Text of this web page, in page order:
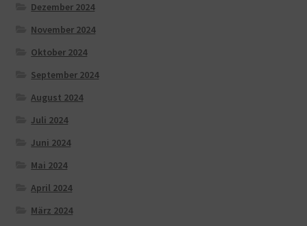
Dezember 2024
November 2024
Oktober 2024
September 2024
August 2024
Juli 2024
Juni 2024
Mai 2024
April 2024
März 2024